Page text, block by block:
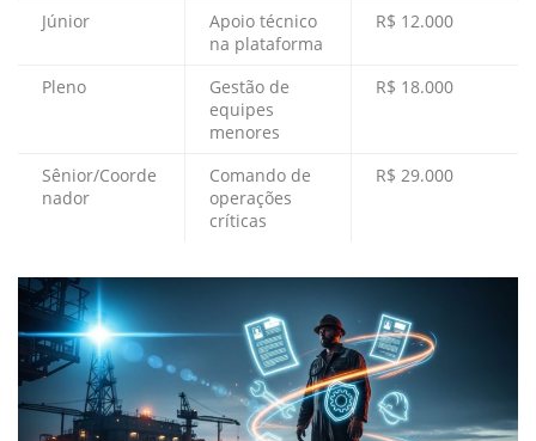
Júnior
Apoio técnico
na plataforma
R$ 12.000
Pleno
Gestão de
equipes
menores
R$ 18.000
Sênior/Coorde
nador
Comando de
operações
críticas
R$ 29.000